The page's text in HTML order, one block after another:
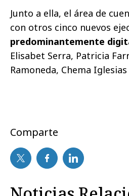
Junto a ella, el área de
con otros cinco nuevos
predominantemente
Elisabet Serra, Patricia
Ramoneda, Chema Iglesias
Comparte